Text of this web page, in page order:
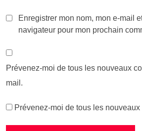
Enregistrer mon nom, mon e-mail
navigateur pour mon prochain
Prévenez-moi de tous les nouveaux
mail.
Prévenez-moi de tous les